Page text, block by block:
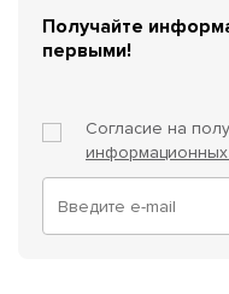
Получайте
первыми!
Согласие на